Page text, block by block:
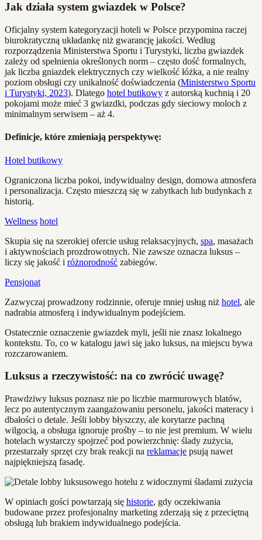
Jak działa system gwiazdek w Polsce?
Oficjalny system kategoryzacji hoteli w Polsce przypomina raczej
biurokratyczną układankę niż gwarancję jakości. Według
rozporządzenia Ministerstwa Sportu i Turystyki, liczba gwiazdek
zależy od spełnienia określonych norm – często dość formalnych,
jak liczba gniazdek elektrycznych czy wielkość łóżka, a nie realny
poziom obsługi czy unikalność doświadczenia (Ministerstwo Sportu
i Turystyki, 2023). Dlatego hotel butikowy z autorską kuchnią i 20
pokojami może mieć 3 gwiazdki, podczas gdy sieciowy moloch z
minimalnym serwisem – aż 4.
Definicje, które zmieniają perspektywę:
Hotel butikowy
Ograniczona liczba pokoi, indywidualny design, domowa atmosfera
i personalizacja. Często mieszczą się w zabytkach lub budynkach z
historią.
Wellness hotel
Skupia się na szerokiej ofercie usług relaksacyjnych, spa, masażach
i aktywnościach prozdrowotnych. Nie zawsze oznacza luksus –
liczy się jakość i różnorodność zabiegów.
Pensjonat
Zazwyczaj prowadzony rodzinnie, oferuje mniej usług niż hotel, ale
nadrabia atmosferą i indywidualnym podejściem.
Ostatecznie oznaczenie gwiazdek myli, jeśli nie znasz lokalnego
kontekstu. To, co w katalogu jawi się jako luksus, na miejscu bywa
rozczarowaniem.
Luksus a rzeczywistość: na co zwrócić uwagę?
Prawdziwy luksus poznasz nie po liczbie marmurowych blatów,
lecz po autentycznym zaangażowaniu personelu, jakości materacy i
dbałości o detale. Jeśli lobby błyszczy, ale korytarze pachną
wilgocią, a obsługa ignoruje prośby – to nie jest premium. W wielu
hotelach wystarczy spojrzeć pod powierzchnię: ślady zużycia,
przestarzały sprzęt czy brak reakcji na reklamacje psują nawet
najpiękniejszą fasadę.
W opiniach gości powtarzają się historie, gdy oczekiwania
budowane przez profesjonalny marketing zderzają się z przeciętną
obsługą lub brakiem indywidualnego podejścia.